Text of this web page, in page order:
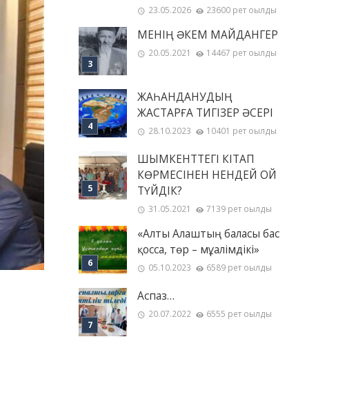
23.05.2026 23600 рет оқылды
МЕНІҢ ƏКЕМ МАЙДАНГЕР
20.05.2021 14467 рет оқылды
ЖАҺАНДАНУДЫҢ
ЖАСТАРҒА ТИГІЗЕР ӘСЕРІ
28.10.2023 10401 рет оқылды
ШЫМКЕНТТЕГІ КІТАП
КӨРМЕСІНЕН НЕНДЕЙ ОЙ
ТҮЙДІК?
31.05.2021 7139 рет оқылды
«Алты Алаштың баласы бас
қосса, төр – мұғалімдікі»
05.10.2023 6589 рет оқылды
Аспаз…
20.07.2022 6555 рет оқылды